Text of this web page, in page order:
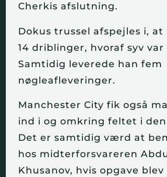
Cherkis afslutning.
Dokus trussel afspejles i,
14 driblinger, hvoraf syv var
Samtidig leverede han fem
nøgleafleveringer.
Manchester City fik også
ind i og omkring feltet i
Det er samtidig værd at
hos midterforsvareren
Khusanov, hvis opgave